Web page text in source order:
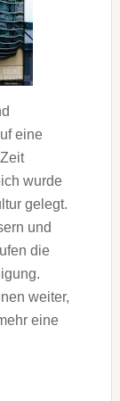
eine
wurde
gelegt.
und
die
weiter,
eine